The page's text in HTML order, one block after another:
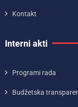
Kontakt
Interni akti
Programi rada
Budžetska